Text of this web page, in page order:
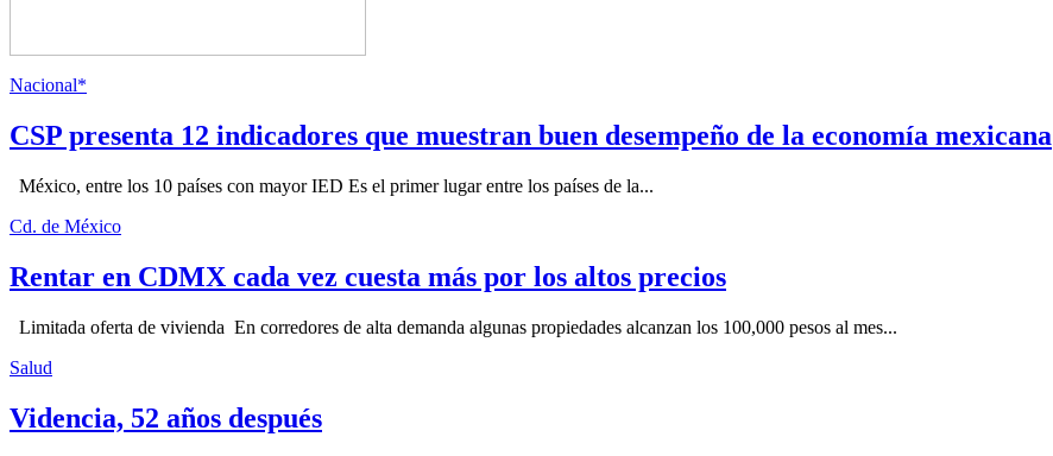
Nacional*
CSP presenta 12 indicadores que muestran buen desempeño de la economía mexicana
México, entre los 10 países con mayor IED Es el primer lugar entre los países de la...
Cd. de México
Rentar en CDMX cada vez cuesta más por los altos precios
Limitada oferta de vivienda En corredores de alta demanda algunas propiedades alcanzan los 100,000 pesos al mes...
Salud
Videncia, 52 años después